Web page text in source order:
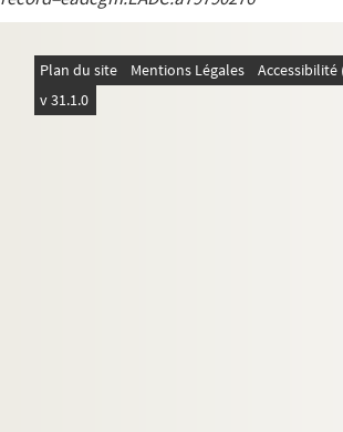
Plan du site Mentions Légales
v 31.1.0